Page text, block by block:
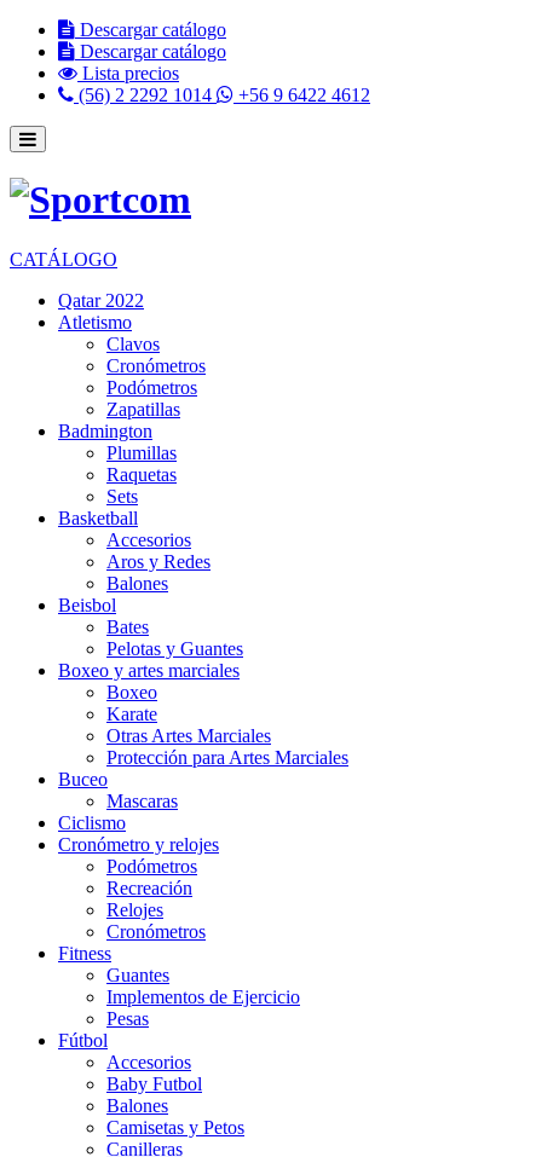
Descargar catálogo
Descargar catálogo
Lista precios
(56) 2 2292 1014
+56 9 6422 4612
CATÁLOGO
Qatar 2022
Atletismo
Clavos
Cronómetros
Podómetros
Zapatillas
Badmington
Plumillas
Raquetas
Sets
Basketball
Accesorios
Aros y Redes
Balones
Beisbol
Bates
Pelotas y Guantes
Boxeo y artes marciales
Boxeo
Karate
Otras Artes Marciales
Protección para Artes Marciales
Buceo
Mascaras
Ciclismo
Cronómetro y relojes
Podómetros
Recreación
Relojes
Cronómetros
Fitness
Guantes
Implementos de Ejercicio
Pesas
Fútbol
Accesorios
Baby Futbol
Balones
Camisetas y Petos
Canilleras